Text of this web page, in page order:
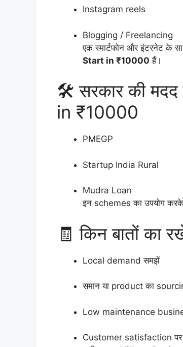
Instagram reels
Blogging / Freelancing
एक स्मार्टफोन और इंटरनेट के
Start in ₹10000 हैं।
🛠️ सरकार की
in ₹10000
PMEGP
Startup India Rural
Mudra Loan
इन schemes का उपयोग
🧾 किन बातों का
Local demand समझें
समान या product का
Low maintenance
Customer satisfaction